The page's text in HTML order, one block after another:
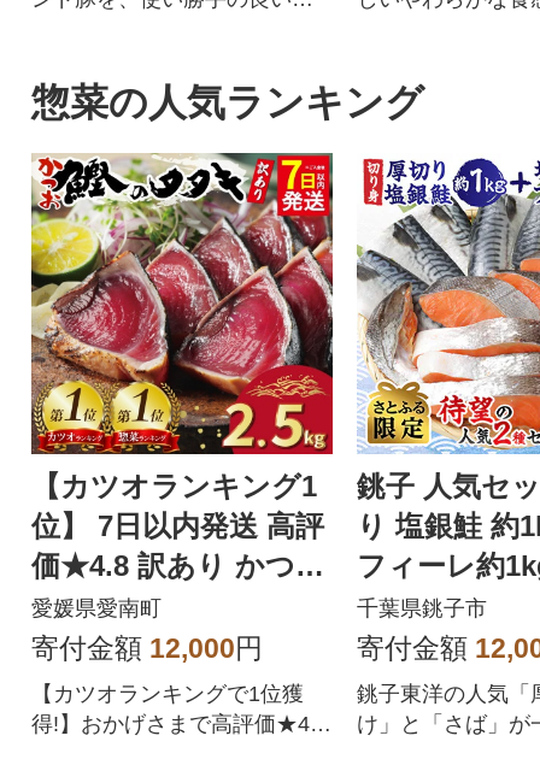
惣菜の人気ランキング
【カツオランキング1
位】 7日以内発送 高評
価★4.8 訳あり かつお
のたたき 2.5kg
愛媛県愛南町
寄付金額 12,000円
【カツオランキングで1位獲
得!】おかげさまで高評価★4.
銚子 人気セ
り 塩銀鮭 約
フィーレ約
2.0kg【さと
定】
千葉県銚子市
寄付金額
銚子東洋の人気「
け」と「さば」が